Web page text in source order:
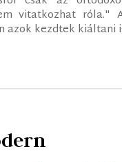
vitatkozhat róla."
kezdtek kiáltani